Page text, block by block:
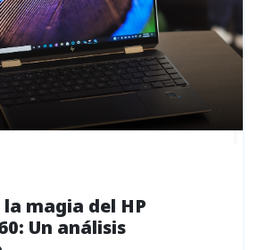
magia del HP
Un análisis